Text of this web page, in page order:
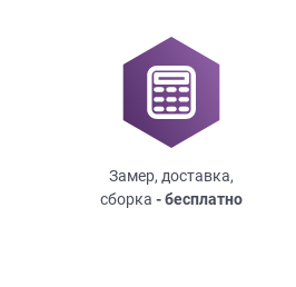
Замер, доставка,
сборка - бесплатно